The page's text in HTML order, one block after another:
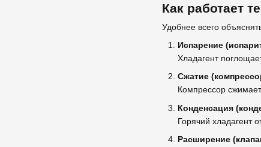
Как работает
Удобнее всего
Испарение
Хладагент
Сжатие
Компрессор
Конденсация
Горячий хладагент
Расширение